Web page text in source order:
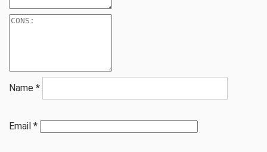
Name *
Email *